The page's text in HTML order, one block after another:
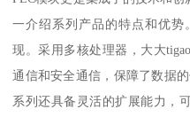
一介绍系列产品的特点和优势
现。采用多核处理器，大大
通信和安全通信，保障了数据
系列还具备灵活的扩展能力，